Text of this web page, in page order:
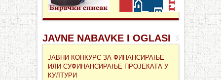
JAVNE NABAVKE I OGLASI
ЈАВНИ КОНКУРС ЗА ФИНАНСИРАЊЕ
ИЛИ СУФИНАНСИРАЊЕ ПРОЈЕКАТА У
КУЛТУРИ